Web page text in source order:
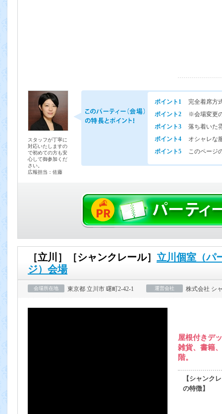
スタッフが丁寧に
対応いたしますの
で初めての方も安
心して御参加くだ
さい。
広報担当：佐藤
ポイント1
完全着席方
ポイント2
※会場変更
ポイント3
落ち着いた
ポイント4
オシャレな
ポイント5
このページ
［立川］［シャンクレール］ 立川個室（パ
ジ）会場
会場所在地 東京都 立川市 曙町2-42-1 運営会社 株式会社 シ
屋根付きデ
雑貨、書籍
階。
【シャンク
の特徴】